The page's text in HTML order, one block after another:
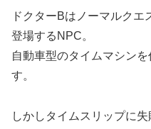
ドクターBはノーマルク
登場するNPC。
自動車型のタイムマシン
す。
しかしタイムスリップに